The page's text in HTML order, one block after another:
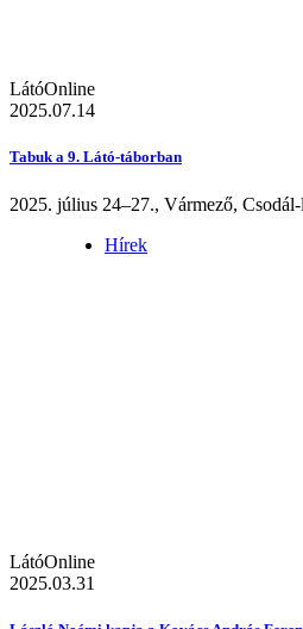
LátóOnline
2025.07.14
Tabuk a 9. Látó-táborban
2025. július 24–27., Vármező,
Hírek
LátóOnline
2025.03.31